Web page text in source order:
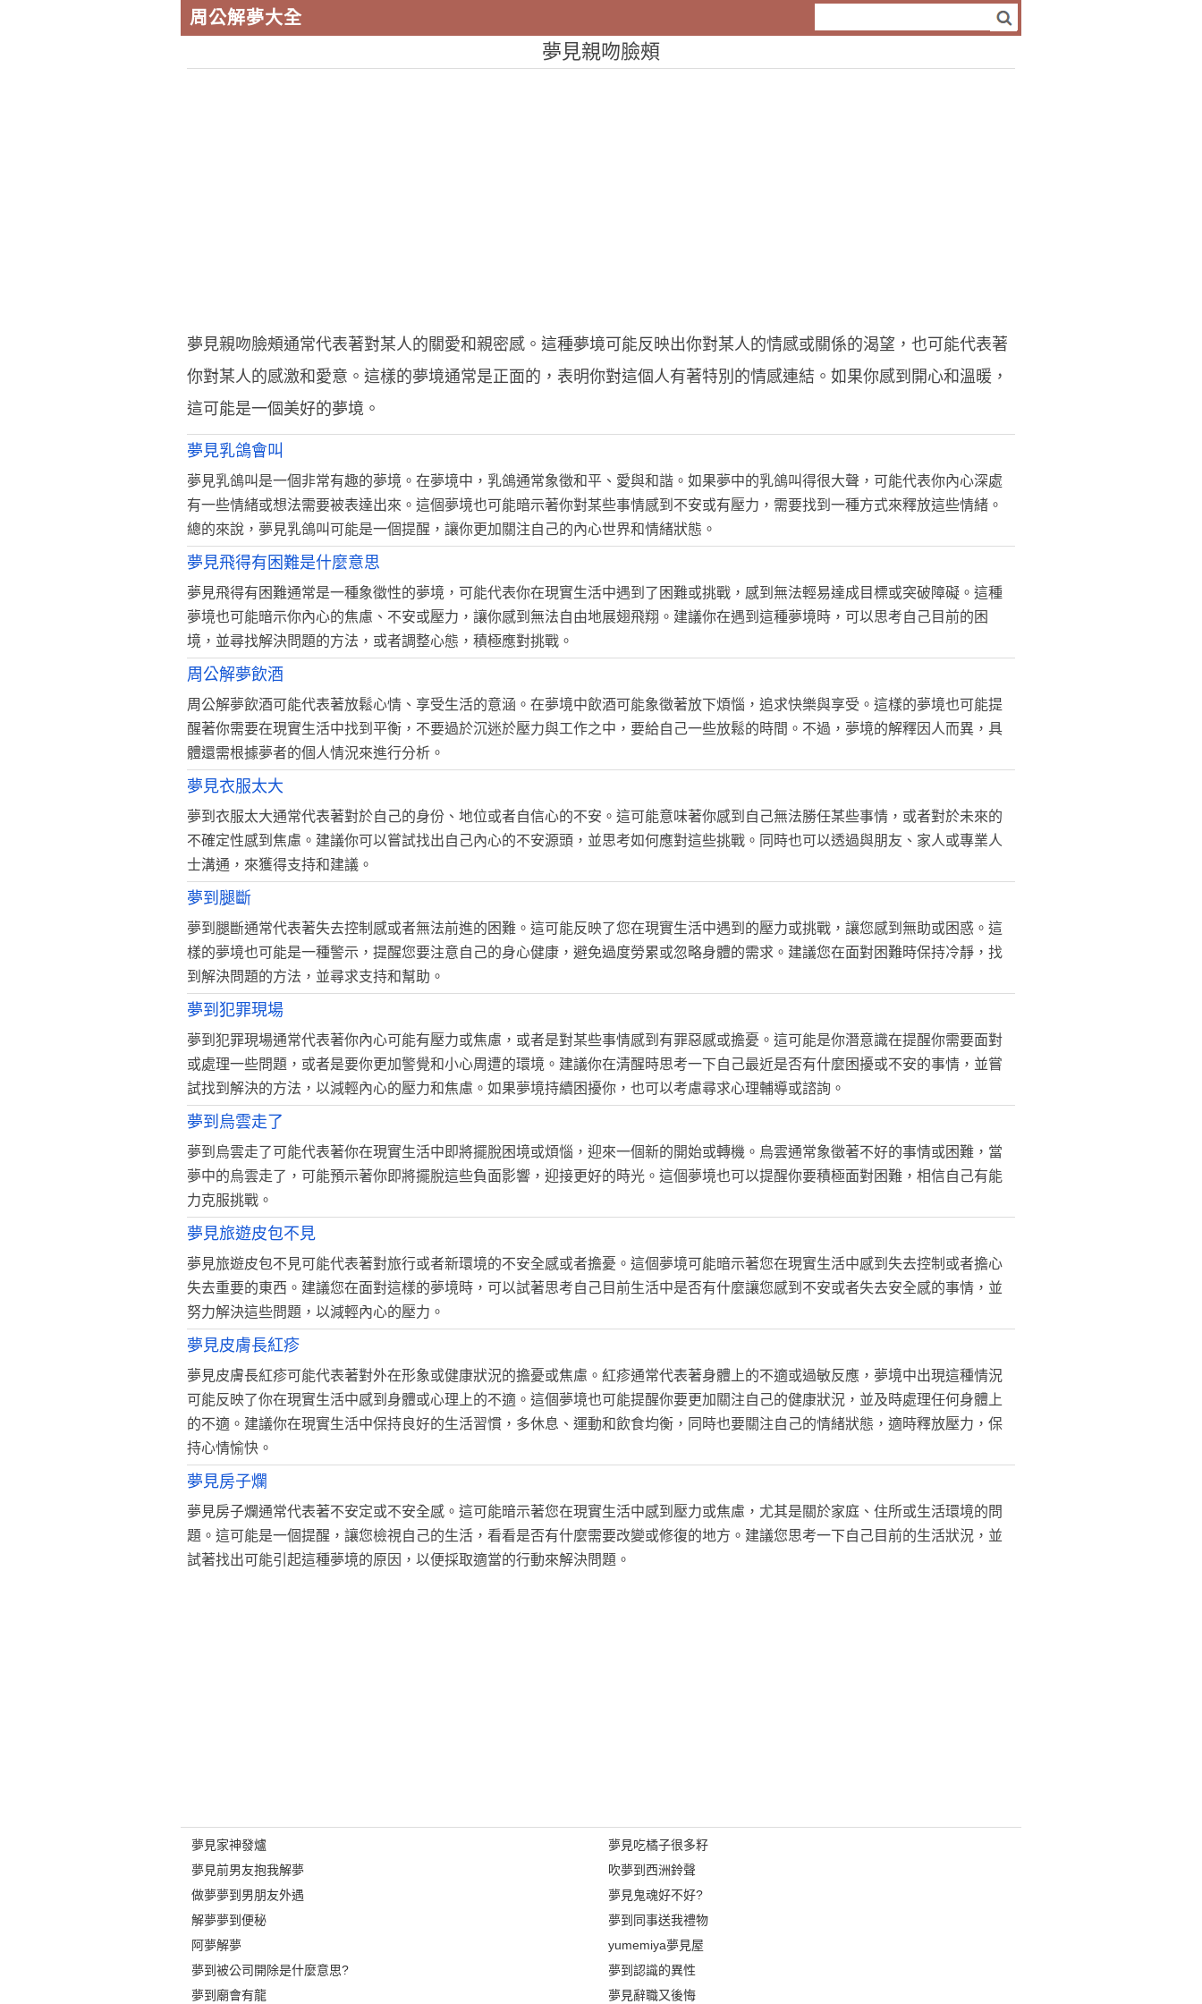
周公解夢大全
夢見親吻臉頰
夢見親吻臉頰通常代表著對某人的關愛和親密感。這種夢境可能反映出你對某人的情感或關係的渴望，也可能代表著
你對某人的感激和愛意。這樣的夢境通常是正面的，表明你對這個人有著特別的情感連結。如果你感到開心和溫暖，
這可能是一個美好的夢境。
夢見乳鴿會叫
夢見乳鴿叫是一個非常有趣的夢境。在夢境中，乳鴿通常象徵和平、愛與和諧。如果夢中的乳鴿叫得很大聲，可能代表你內心深處
有一些情緒或想法需要被表達出來。這個夢境也可能暗示著你對某些事情感到不安或有壓力，需要找到一種方式來釋放這些情緒。
總的來說，夢見乳鴿叫可能是一個提醒，讓你更加關注自己的內心世界和情緒狀態。
夢見飛得有困難是什麼意思
夢見飛得有困難通常是一種象徵性的夢境，可能代表你在現實生活中遇到了困難或挑戰，感到無法輕易達成目標或突破障礙。這種
夢境也可能暗示你內心的焦慮、不安或壓力，讓你感到無法自由地展翅飛翔。建議你在遇到這種夢境時，可以思考自己目前的困
境，並尋找解決問題的方法，或者調整心態，積極應對挑戰。
周公解夢飲酒
周公解夢飲酒可能代表著放鬆心情、享受生活的意涵。在夢境中飲酒可能象徵著放下煩惱，追求快樂與享受。這樣的夢境也可能提
醒著你需要在現實生活中找到平衡，不要過於沉迷於壓力與工作之中，要給自己一些放鬆的時間。不過，夢境的解釋因人而異，具
體還需根據夢者的個人情況來進行分析。
夢見衣服太大
夢到衣服太大通常代表著對於自己的身份、地位或者自信心的不安。這可能意味著你感到自己無法勝任某些事情，或者對於未來的
不確定性感到焦慮。建議你可以嘗試找出自己內心的不安源頭，並思考如何應對這些挑戰。同時也可以透過與朋友、家人或專業人
士溝通，來獲得支持和建議。
夢到腿斷
夢到腿斷通常代表著失去控制感或者無法前進的困難。這可能反映了您在現實生活中遇到的壓力或挑戰，讓您感到無助或困惑。這
樣的夢境也可能是一種警示，提醒您要注意自己的身心健康，避免過度勞累或忽略身體的需求。建議您在面對困難時保持冷靜，找
到解決問題的方法，並尋求支持和幫助。
夢到犯罪現場
夢到犯罪現場通常代表著你內心可能有壓力或焦慮，或者是對某些事情感到有罪惡感或擔憂。這可能是你潛意識在提醒你需要面對
或處理一些問題，或者是要你更加警覺和小心周遭的環境。建議你在清醒時思考一下自己最近是否有什麼困擾或不安的事情，並嘗
試找到解決的方法，以減輕內心的壓力和焦慮。如果夢境持續困擾你，也可以考慮尋求心理輔導或諮詢。
夢到烏雲走了
夢到烏雲走了可能代表著你在現實生活中即將擺脫困境或煩惱，迎來一個新的開始或轉機。烏雲通常象徵著不好的事情或困難，當
夢中的烏雲走了，可能預示著你即將擺脫這些負面影響，迎接更好的時光。這個夢境也可以提醒你要積極面對困難，相信自己有能
力克服挑戰。
夢見旅遊皮包不見
夢見旅遊皮包不見可能代表著對旅行或者新環境的不安全感或者擔憂。這個夢境可能暗示著您在現實生活中感到失去控制或者擔心
失去重要的東西。建議您在面對這樣的夢境時，可以試著思考自己目前生活中是否有什麼讓您感到不安或者失去安全感的事情，並
努力解決這些問題，以減輕內心的壓力。
夢見皮膚長紅疹
夢見皮膚長紅疹可能代表著對外在形象或健康狀況的擔憂或焦慮。紅疹通常代表著身體上的不適或過敏反應，夢境中出現這種情況
可能反映了你在現實生活中感到身體或心理上的不適。這個夢境也可能提醒你要更加關注自己的健康狀況，並及時處理任何身體上
的不適。建議你在現實生活中保持良好的生活習慣，多休息、運動和飲食均衡，同時也要關注自己的情緒狀態，適時釋放壓力，保
持心情愉快。
夢見房子爛
夢見房子爛通常代表著不安定或不安全感。這可能暗示著您在現實生活中感到壓力或焦慮，尤其是關於家庭、住所或生活環境的問
題。這可能是一個提醒，讓您檢視自己的生活，看看是否有什麼需要改變或修復的地方。建議您思考一下自己目前的生活狀況，並
試著找出可能引起這種夢境的原因，以便採取適當的行動來解決問題。
夢見家神發爐
夢見前男友抱我解夢
做夢夢到男朋友外遇
解夢夢到便秘
阿夢解夢
夢到被公司開除是什麼意思?
夢到廟會有龍
夢見吃橘子很多籽
吹夢到西洲鈴聲
夢見鬼魂好不好?
夢到同事送我禮物
yumemiya夢見屋
夢到認識的異性
夢見辭職又後悔